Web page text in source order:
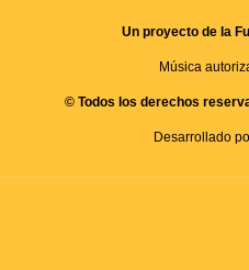
Un proyecto de la
Música
© Todos los derechos
Desarrollado